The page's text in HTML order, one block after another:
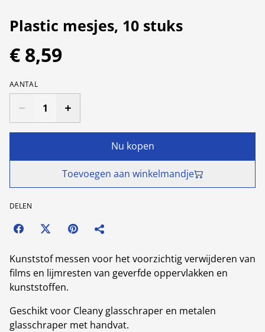
Plastic mesjes, 10 stuks
€ 8,59
AANTAL
Nu kopen
Toevoegen aan winkelmandje
DELEN
Kunststof messen voor het voorzichtig verwijderen van
films en lijmresten van geverfde oppervlakken en
kunststoffen.
Geschikt voor Cleany glasschraper en metalen
glasschraper met handvat.